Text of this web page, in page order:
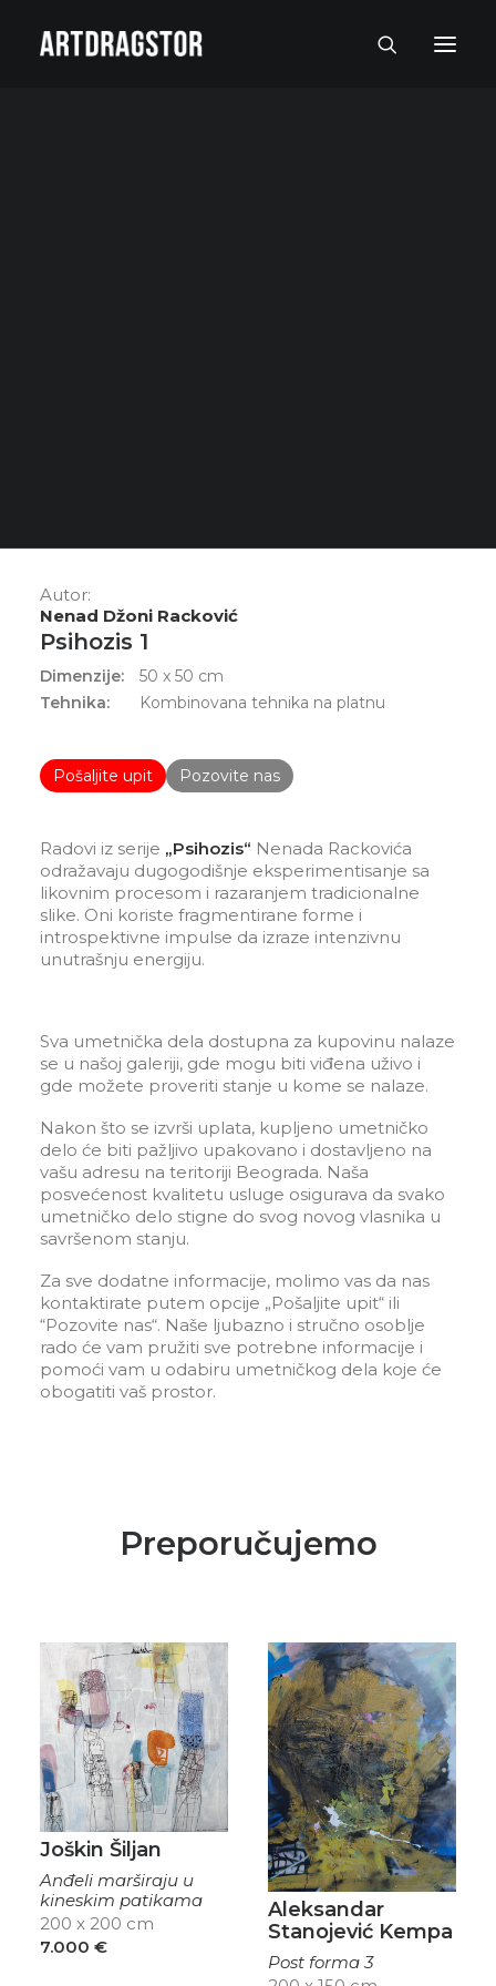
Autor:
Nenad Džoni Racković
Psihozis 1
Dimenzije:
50 x 50 cm
Tehnika:
Kombinovana tehnika na platnu
Pošaljite upit Pozovite nas
Radovi iz serije „Psihozis“ Nenada Rackovića
odražavaju dugogodišnje eksperimentisanje sa
likovnim procesom i razaranjem tradicionalne
slike. Oni koriste fragmentirane forme i
introspektivne impulse da izraze intenzivnu
unutrašnju energiju.
Sva umetnička dela dostupna za kupovinu nalaze
se u našoj galeriji, gde mogu biti viđena uživo i
gde možete proveriti stanje u kome se nalaze.
Nakon što se izvrši uplata, kupljeno umetničko
delo će biti pažljivo upakovano i dostavljeno na
vašu adresu na teritoriji Beograda. Naša
posvećenost kvalitetu usluge osigurava da svako
umetničko delo stigne do svog novog vlasnika u
savršenom stanju.
Za sve dodatne informacije, molimo vas da nas
kontaktirate putem opcije „Pošaljite upit“ ili
“Pozovite nas“. Naše ljubazno i stručno osoblje
rado će vam pružiti sve potrebne informacije i
pomoći vam u odabiru umetničkog dela koje će
obogatiti vaš prostor.
Preporučujemo
Joškin Šiljan
Anđeli marširaju u
kineskim patikama
200 x 200 cm
7.000 €
Aleksandar
Stanojević Kempa
Post forma 3